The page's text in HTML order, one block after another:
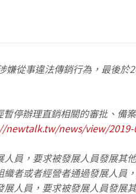
從事違法傳銷行為，最後
辦理直銷相關的審批、備
newtalk.tw/news/view/2019-
員，要求被發展人員發展其
者或者經營者通過發展人
人員，要求被發展人員發